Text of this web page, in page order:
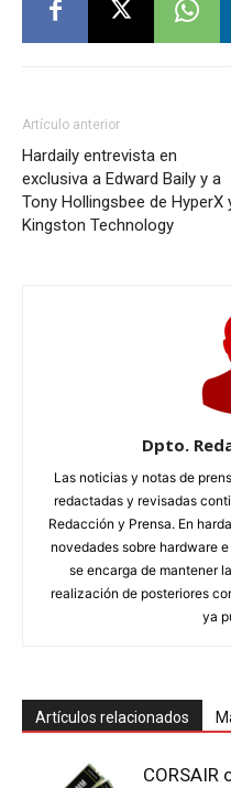
Artículo anterior
Hardaily entrevista en
exclusiva a Edward Baily y a
Tony Hollingsbee de HyperX
Kingston Technology
Dpto.
Las noticias y notas de
redactadas y revisadas
Redacción y Prensa. En
novedades sobre hardware
se encarga de mantener
realización de posteriores
ya
Artículos relacionados